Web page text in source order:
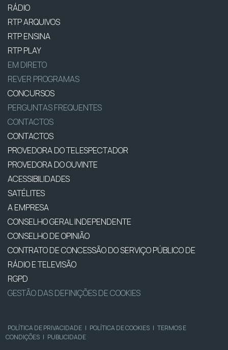
RÁDIO
RTP ARQUIVOS
RTP ENSINA
RTP PLAY
EM DIRETO
REVER PROGRAMAS
CONCURSOS
PERGUNTAS FREQUENTES
CONTACTOS
CONTACTOS
PROVEDORA DO TELESPECTADOR
PROVEDORA DO OUVINTE
ACESSIBILIDADES
SATÉLITES
A EMPRESA
CONSELHO GERAL INDEPENDENTE
CONSELHO DE OPINIÃO
CONTRATO DE CONCESSÃO DO SERVIÇO PÚBLICO DE
RÁDIO E TELEVISÃO
RGPD
GESTÃO DAS DEFINIÇÕES DE COOKIES
POLÍTICA DE PRIVACIDADE | POLÍTICA DE COOKIES | TERMOS E
CONDIÇÕES | PUBLICIDADE